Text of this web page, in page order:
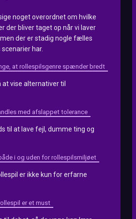
noget overordnet om hvilke
der bliver taget op når vi laver
der er stadig nogle fælles
har.
at rollespilsgenre spænder bredt
vise alternativer til
med afslappet tolerance
til at lave fejl, dumme ting og
i og uden for rollespilsmiljøet
er ikke kun for erfarne
er et must